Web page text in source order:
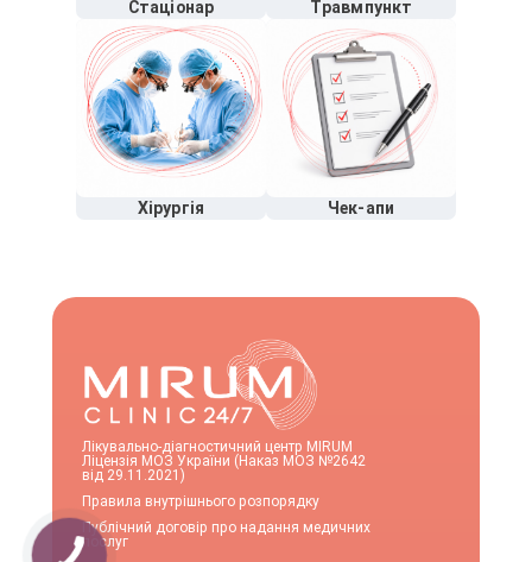
Стаціонар Травмпункт
Хірургія Чек-апи
Лікувально-діагностичний центр MIRUM
Ліцензія МОЗ України (Наказ МОЗ №2642
від 29.11.2021)
Правила внутрішнього розпорядку
Публічний договір про надання медичних
послуг